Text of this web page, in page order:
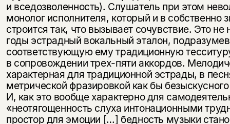
и вседозволенность). Слушатель при этом
монолог исполнителя, который и в собственно
строится так, что вызывает сочувствие. Это
годы эстрадный вокальный эталон,
соответствующую ему традиционную
в сопровождении трех-пяти аккордов.
характерная для традиционной эстрады, в
метрической фразировкой как бы
И, как это вообще характерно для
«неотягощенность слуха интонационными
простор для эмоции […] бедность музыки